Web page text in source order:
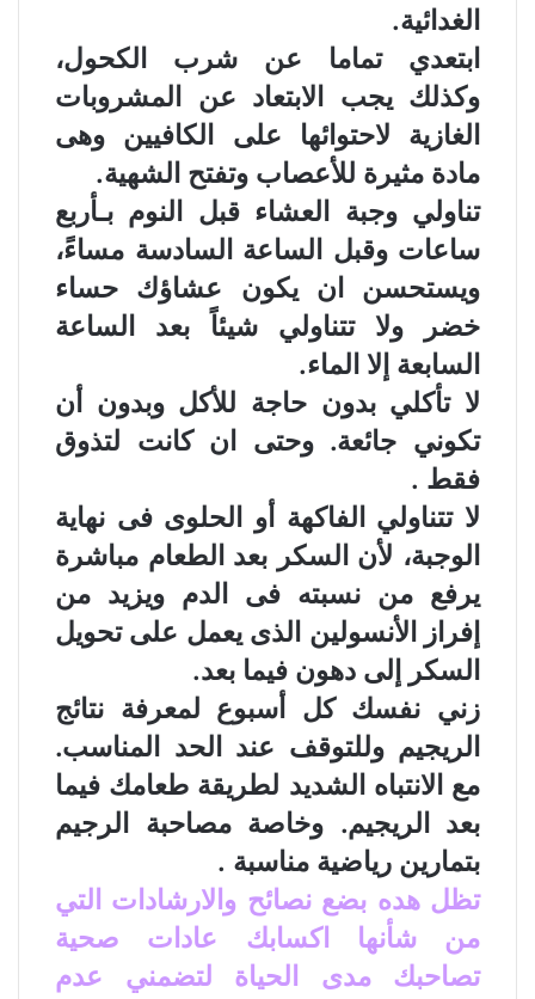
الغدائية.
ابتعدي تماما عن شرب الكحول،
وكذلك يجب الابتعاد عن المشروبات
الغازية لاحتوائها على الكافيين وهى
مادة مثيرة للأعصاب وتفتح الشهية.
تناولي وجبة العشاء قبل النوم بـأربع
ساعات وقبل الساعة السادسة مساءً،
ويستحسن ان يكون عشاؤك حساء
خضر ولا تتناولي شيئاً بعد الساعة
السابعة إلا الماء.
لا تأكلي بدون حاجة للأكل وبدون أن
تكوني جائعة. وحتى ان كانت لتذوق
فقط .
لا تتناولي الفاكهة أو الحلوى فى نهاية
الوجبة، لأن السكر بعد الطعام مباشرة
يرفع من نسبته فى الدم ويزيد من
إفراز الأنسولين الذى يعمل على تحويل
السكر إلى دهون فيما بعد.
زني نفسك كل أسبوع لمعرفة نتائج
الريجيم وللتوقف عند الحد المناسب.
مع الانتباه الشديد لطريقة طعامك فيما
بعد الريجيم. وخاصة مصاحبة الرجيم
بتمارين رياضية مناسبة .
تظل هده بضع نصائح والارشادات التي
من شأنها اكسابك عادات صحية
تصاحبك مدى الحياة لتضمني عدم